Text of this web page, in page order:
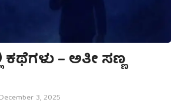
– ಅತೀ ಸಣ್ಣ
December 3, 2025